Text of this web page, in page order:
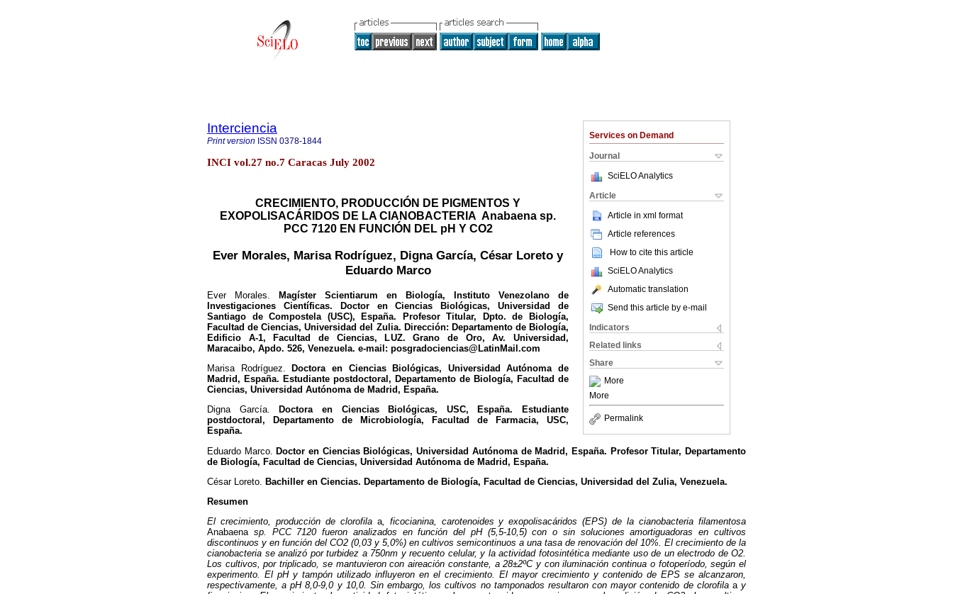
Services on Demand
Journal
SciELO Analytics
Article
Article in xml format
Article references
How to cite this article
SciELO Analytics
Automatic translation
Send this article by e-mail
Indicators
Related links
Share
More
More
Permalink
Interciencia
Print version ISSN 0378-1844
INCI vol.27 no.7 Caracas July 2002
CRECIMIENTO, PRODUCCIÓN DE PIGMENTOS Y
EXOPOLISACÁRIDOS DE LA CIANOBACTERIA Anabaena sp.
PCC 7120 EN FUNCIÓN DEL pH Y CO2
Ever Morales, Marisa Rodríguez, Digna García, César Loreto y
Eduardo Marco
Ever Morales. Magíster Scientiarum en Biología, Instituto Venezolano de
Investigaciones Científicas. Doctor en Ciencias Biológicas, Universidad de
Santiago de Compostela (USC), España. Profesor Titular, Dpto. de Biología,
Facultad de Ciencias, Universidad del Zulia. Dirección: Departamento de Biología,
Edificio A-1, Facultad de Ciencias, LUZ. Grano de Oro, Av. Universidad,
Maracaibo, Apdo. 526, Venezuela. e-mail: posgradociencias@LatinMail.com
Marisa Rodríguez. Doctora en Ciencias Biológicas, Universidad Autónoma de
Madrid, España. Estudiante postdoctoral, Departamento de Biología, Facultad de
Ciencias, Universidad Autónoma de Madrid, España.
Digna García.
Doctora en Ciencias Biológicas, USC, España. Estudiante
postdoctoral, Departamento de Microbiología, Facultad de Farmacia, USC,
España.
Eduardo Marco. Doctor en Ciencias Biológicas, Universidad Autónoma de Madrid, España. Profesor Titular, Departamento
de Biología, Facultad de Ciencias, Universidad Autónoma de Madrid, España.
César Loreto.
Bachiller en Ciencias. Departamento de Biología, Facultad de Ciencias, Universidad del Zulia, Venezuela.
Resumen
El crecimiento, producción de clorofila a, ficocianina, carotenoides y exopolisacáridos (EPS) de la cianobacteria filamentosa
Anabaenasp. PCC 7120 fueron analizados en función del pH (5,5-10,5) con o sin soluciones amortiguadoras en cultivos
discontinuos y en función del CO2 (0,03 y 5,0%) en cultivos semicontinuos a una tasa de renovación del 10%. El crecimiento de la
cianobacteria se analizó por turbidez a 750nm y recuento celular, y la actividad fotosintética mediante uso de un electrodo de O2.
Los cultivos, por triplicado, se mantuvieron con aireación constante, a 28±2ºC y con iluminación continua o fotoperíodo, según el
experimento. El pH y tampón utilizado influyeron en el crecimiento. El mayor crecimiento y contenido de EPS se alcanzaron,
respectivamente, a pH 8,0-9,0 y 10,0. Sin embargo, los cultivos no tamponados resultaron con mayor contenido de clorofila ay